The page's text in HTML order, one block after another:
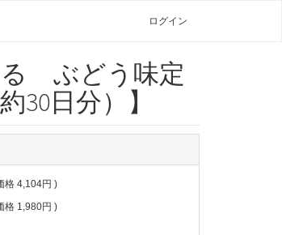
ログイン
る ぶどう味定
30日分）】
格 4,104円 )
格 1,980円 )